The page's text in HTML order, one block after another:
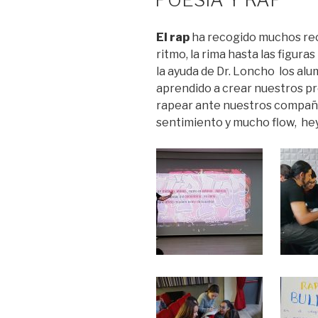
El rap ha recogido muchos
ritmo, la rima hasta las
la ayuda de Dr. Loncho los
aprendido a crear nuestros
rapear ante nuestros
sentimiento y mucho flow,